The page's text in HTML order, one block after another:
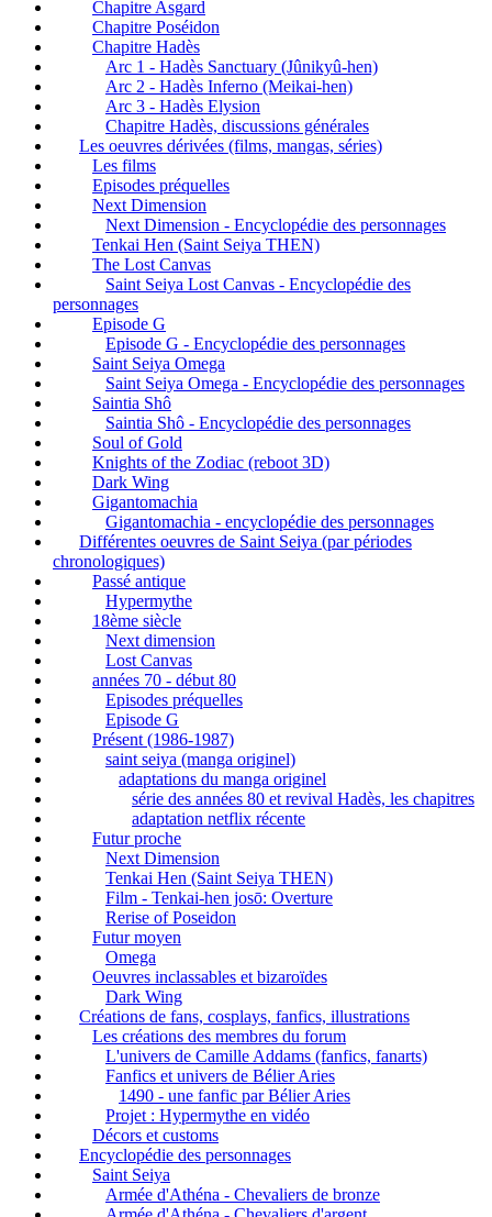
Chapitre Asgard
Chapitre Poséidon
Chapitre Hadès
Arc 1 - Hadès Sanctuary (Jûnikyû-hen)
Arc 2 - Hadès Inferno (Meikai-hen)
Arc 3 - Hadès Elysion
Chapitre Hadès, discussions générales
Les oeuvres dérivées (films, mangas, séries)
Les films
Episodes préquelles
Next Dimension
Next Dimension - Encyclopédie des personnages
Tenkai Hen (Saint Seiya THEN)
The Lost Canvas
Saint Seiya Lost Canvas - Encyclopédie des
personnages
Episode G
Episode G - Encyclopédie des personnages
Saint Seiya Omega
Saint Seiya Omega - Encyclopédie des personnages
Saintia Shô
Saintia Shô - Encyclopédie des personnages
Soul of Gold
Knights of the Zodiac (reboot 3D)
Dark Wing
Gigantomachia
Gigantomachia - encyclopédie des personnages
Différentes oeuvres de Saint Seiya (par périodes
chronologiques)
Passé antique
Hypermythe
18ème siècle
Next dimension
Lost Canvas
années 70 - début 80
Episodes préquelles
Episode G
Présent (1986-1987)
saint seiya (manga originel)
adaptations du manga originel
série des années 80 et revival Hadès, les chapitres
adaptation netflix récente
Futur proche
Next Dimension
Tenkai Hen (Saint Seiya THEN)
Film - Tenkai-hen josō: Overture
Rerise of Poseidon
Futur moyen
Omega
Oeuvres inclassables et bizaroïdes
Dark Wing
Créations de fans, cosplays, fanfics, illustrations
Les créations des membres du forum
L'univers de Camille Addams (fanfics, fanarts)
Fanfics et univers de Bélier Aries
1490 - une fanfic par Bélier Aries
Projet : Hypermythe en vidéo
Décors et customs
Encyclopédie des personnages
Saint Seiya
Armée d'Athéna - Chevaliers de bronze